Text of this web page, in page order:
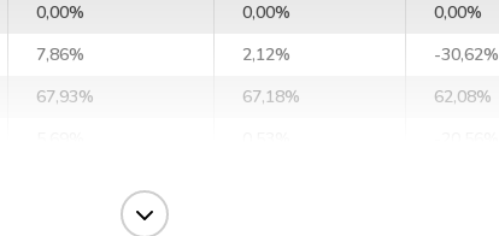
0,00% 0,00% 0,00%
7,86% 2,12% -30,62%
67,93% 67,18% 62,08%